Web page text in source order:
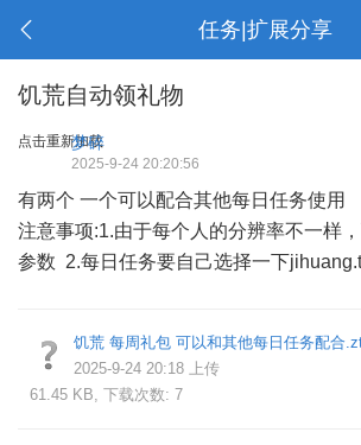
任务|扩展分享
饥荒自动领礼物
点击重新加载
梦碎
2025-9-24 20:20:56
有两个 一个可以配合其他每日任务使用
注意事项:1.由于每个人的分辨率不一样
参数 2.每日任务要自己选择一下
饥荒 每周礼包 可以和其他每日任务配合
2025-9-24 20:18 上传
61.45 KB, 下载次数: 7